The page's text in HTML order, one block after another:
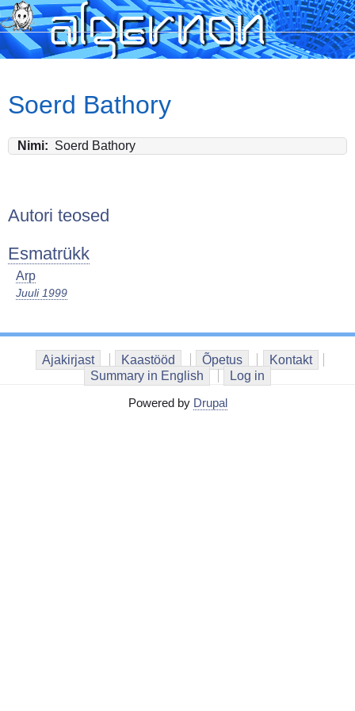
Skip
to
main
content
Soerd Bathory
Nimi Soerd Bathory
Autori teosed
Esmatrükk
Arp
Juuli 1999
Ajakirjast Kaastööd Õpetus
Kontakt
Summary in English
Log in
Powered by Drupal